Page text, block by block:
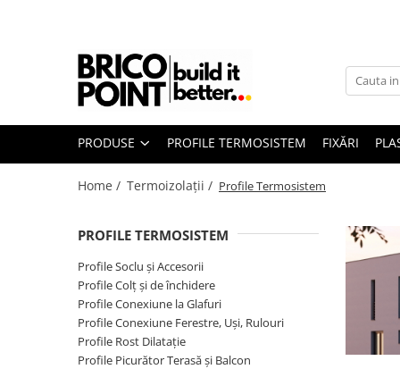
Produse
Termoizolații
Profile Soclu și Accesorii
Profile Conexiune la Glafuri
Profile Rost Dilatație
Profile Picurător Terasă și Balcon
Fixări Termoizolații
Dibluri prin Batere
Dibluri prin înfiletare
Etanșare
La StrăpungeriPRODUSE PROFILE TERMOSISTEM FIXĂRI
Home / Termoizolații / Profile Termosistem
PROFILE TERMOSISTEM
Profile Soclu și Accesorii
Profile Colț și de închidere
Profile Conexiune la Glafuri
Profile Conexiune Ferestre, Uși, Rulouri
Profile Rost Dilatație
Profile Picurător Terasă și Balcon